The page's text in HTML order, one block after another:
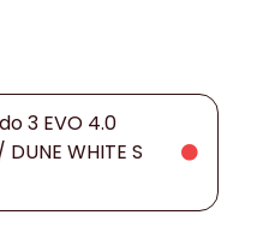
3 EVO 4.0
DUNE WHITE S